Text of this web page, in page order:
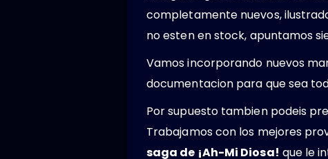
completamente nuevos,
no esten en stock, apuntamos
Vamos incorporando nuevos
documentacion para que sea
Por supuesto tambien podeis
Trabajamos con los mejores
saga de ¡Ah-Mi Diosa! que le